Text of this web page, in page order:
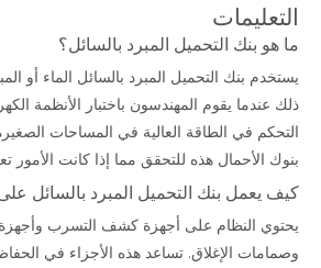
التعليمات
ما هو بنك التحميل المبرد بالسائل؟
يستخدم بنك التحميل المبرد بالسائل الماء أو
ذلك عندما يقوم المهندسون باختبار الأنظمة
التحكم في الطاقة العالية في المساحات
بنوك الأحمال هذه للتحقق مما إذا كانت
كيف يعمل بنك التحميل المبرد بالسائل
يحتوي النظام على أجهزة كشف التسرب
وصمامات الإغلاق. تساعد هذه الأجزاء في